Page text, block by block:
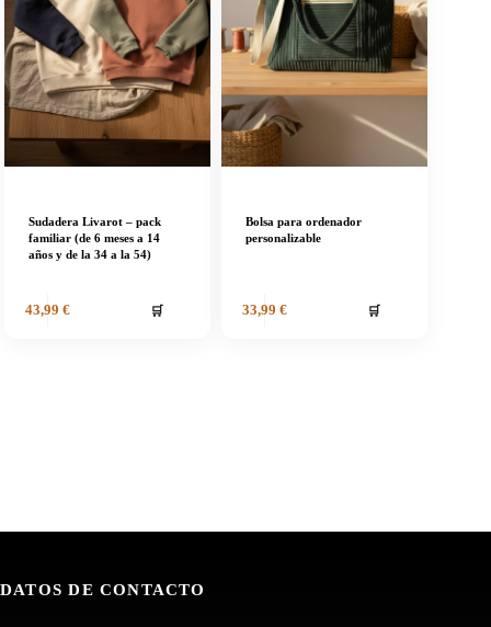
Sudadera Livarot – pack
familiar (de 6 meses a 14
años y de la 34 a la 54)
43,99 € 🛒
Bolsa para ordenador
personalizable
33,99 € 🛒
DATOS DE CONTACTO